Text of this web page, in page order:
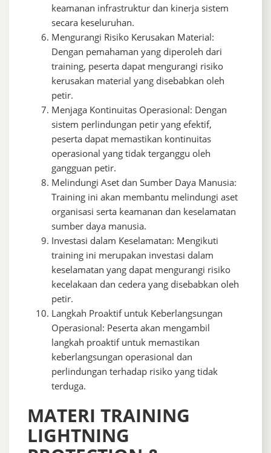
keamanan infrastruktur dan kinerja sistem
secara keseluruhan.
Mengurangi Risiko Kerusakan Material:
Dengan pemahaman yang diperoleh dari
training, peserta dapat mengurangi risiko
kerusakan material yang disebabkan oleh
petir.
Menjaga Kontinuitas Operasional: Dengan
sistem perlindungan petir yang efektif,
peserta dapat memastikan kontinuitas
operasional yang tidak terganggu oleh
gangguan petir.
Melindungi Aset dan Sumber Daya Manusia:
Training ini akan membantu melindungi aset
organisasi serta keamanan dan keselamatan
sumber daya manusia.
Investasi dalam Keselamatan: Mengikuti
training ini merupakan investasi dalam
keselamatan yang dapat mengurangi risiko
kecelakaan dan cedera yang disebabkan oleh
petir.
Langkah Proaktif untuk Keberlangsungan
Operasional: Peserta akan mengambil
langkah proaktif untuk memastikan
keberlangsungan operasional dan
perlindungan terhadap risiko yang tidak
terduga.
MATERI TRAINING
LIGHTNING